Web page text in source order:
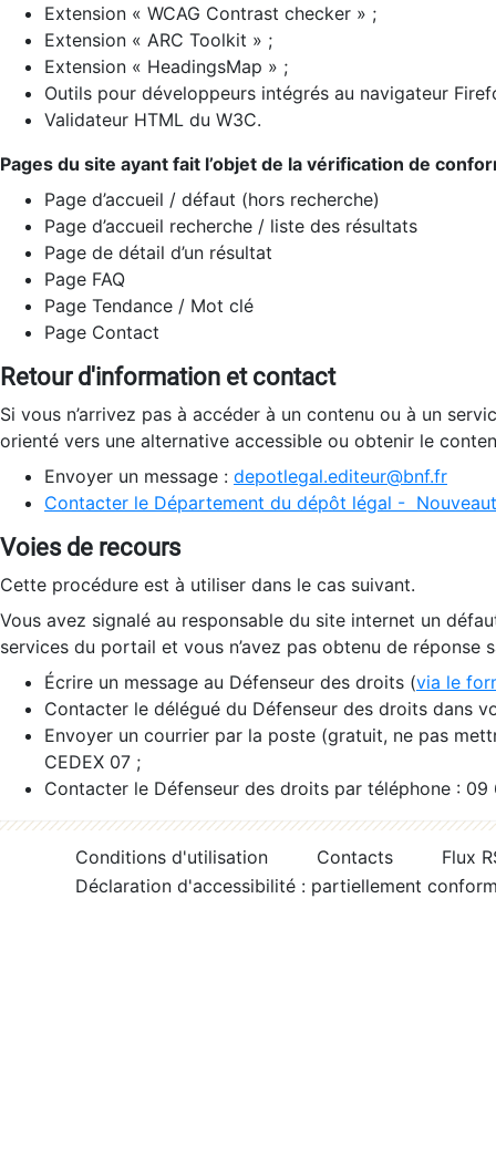
Extension « WCAG Contrast checker » ;
Extension « ARC Toolkit » ;
Extension « HeadingsMap » ;
Outils pour développeurs intégrés au navigateur
Validateur HTML du W3C.
Pages du site ayant fait l’objet de la vérification de
Page d’accueil / défaut (hors recherche)
Page d’accueil recherche / liste des résultats
Page de détail d’un résultat
Page FAQ
Page Tendance / Mot clé
Page Contact
Retour d'information et contact
Si vous n’arrivez pas à accéder à un contenu ou à un
orienté vers une alternative accessible ou obtenir le
Envoyer un message : depotlegal.editeur@bnf.fr
Contacter le Département du dépôt légal -
Voies de recours
Cette procédure est à utiliser dans le cas suivant.
Vous avez signalé au responsable du site internet un
services du portail et vous n’avez pas obtenu de réponse
Écrire un message au Défenseur des droits (via le
Contacter le délégué du Défenseur des droits dans
Envoyer un courrier par la poste (gratuit, ne pas
CEDEX 07 ;
Contacter le Défenseur des droits par téléphone :
Conditions d'utilisation Contacts
Flux
Déclaration d'accessibilité : partiellement